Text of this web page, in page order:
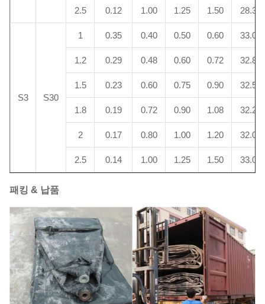
2.5 0.12 1.00 1.25 1.50 28.3
S3 S30
1 0.35 0.40 0.50 0.60 33.0
1.2 0.29 0.48 0.60 0.72 32.8
1.5 0.23 0.60 0.75 0.90 32.5
1.8 0.19 0.72 0.90 1.08 32.2
2 0.17 0.80 1.00 1.20 32.0
2.5 0.14 1.00 1.25 1.50 33.0
패킹 & 납품